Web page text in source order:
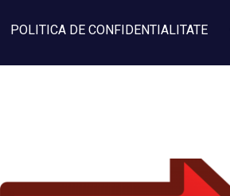
POLITICA DE CONFIDENTIALITATE